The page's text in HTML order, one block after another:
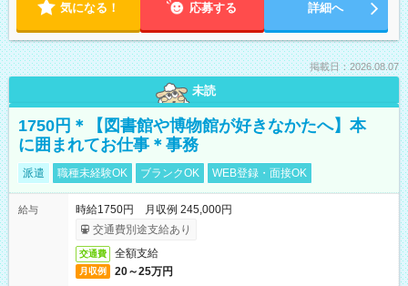
気になる！ 応募する 詳細へ
掲載日：2026.08.07
未読
1750円＊【図書館や博物館が好きなかたへ】本
に囲まれてお仕事＊事務
派遣 職種未経験OK ブランクOK WEB登録・面接OK
給与
時給1750円 月収例 245,000円
交通費別途支給あり
交通費 全額支給
月収例 20～25万円